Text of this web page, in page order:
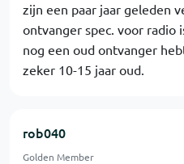
zijn een paar jaar geleden
ontvanger spec. voor radio
nog een oud ontvanger
zeker 10-15 jaar oud.
rob040
Golden Member